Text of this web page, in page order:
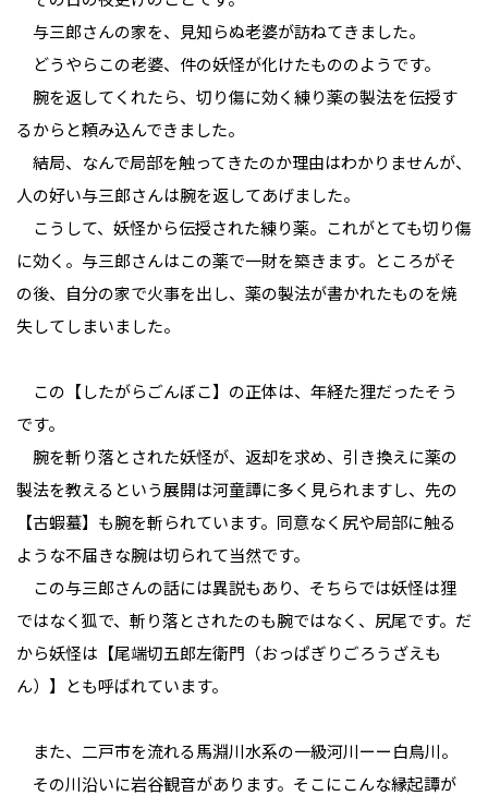
与三郎さんの家を、見知らぬ老婆が訪ねてきました。
どうやらこの老婆、件の妖怪が化けたもののようです。
腕を返してくれたら、切り傷に効く練り薬の製法を伝授す
るからと頼み込んできました。
結局、なんで局部を触ってきたのか理由はわかりませんが、
人の好い与三郎さんは腕を返してあげました。
こうして、妖怪から伝授された練り薬。これがとても切り傷
に効く。与三郎さんはこの薬で一財を築きます。ところがそ
の後、自分の家で火事を出し、薬の製法が書かれたものを焼
失してしまいました。
この【したがらごんぼこ】の正体は、年経た狸だったそう
です。
腕を斬り落とされた妖怪が、返却を求め、引き換えに薬の
製法を教えるという展開は河童譚に多く見られますし、先の
【古蝦蟇】も腕を斬られています。同意なく尻や局部に触る
ような不届きな腕は切られて当然です。
この与三郎さんの話には異説もあり、そちらでは妖怪は狸
ではなく狐で、斬り落とされたのも腕ではなく、尻尾です。だ
から妖怪は【尾端切五郎左衛門（おっぱぎりごろうざえも
ん）】とも呼ばれています。
また、二戸市を流れる馬淵川水系の一級河川ーー白鳥川。
その川沿いに岩谷観音があります。そこにこんな縁起譚が